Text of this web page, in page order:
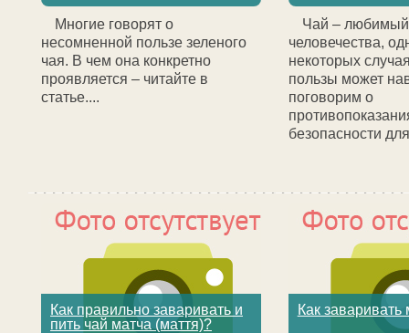
Многие говорят о
несомненной пользе зеленого
чая. В чем она конкретно
проявляется – читайте в
статье....
Чай – любимый
человечества,
некоторых
пользы может
поговорим о
безопасности
Как правильно заваривать и
пить чай матча (маття)?
Как заваривать